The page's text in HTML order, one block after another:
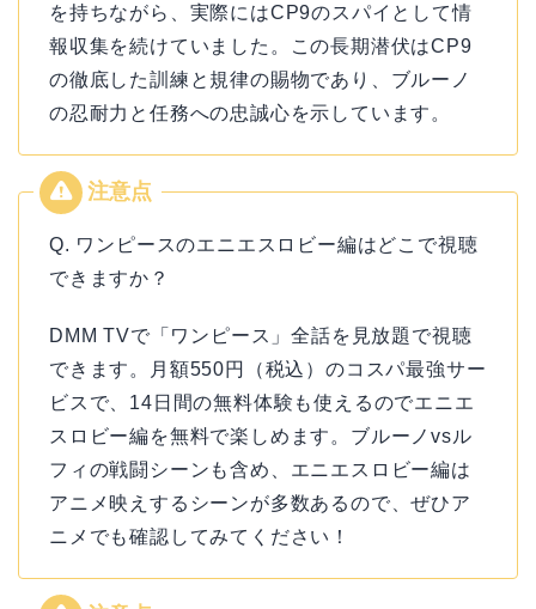
を持ちながら、実際にはCP9のスパイとして情
報収集を続けていました。この長期潜伏はCP9
の徹底した訓練と規律の賜物であり、ブルーノ
の忍耐力と任務への忠誠心を示しています。
Q. ワンピースのエニエスロビー編はどこで視聴
できますか？
DMM TVで「ワンピース」全話を見放題で視聴
できます。月額550円（税込）のコスパ最強サー
ビスで、14日間の無料体験も使えるのでエニエ
スロビー編を無料で楽しめます。ブルーノvsル
フィの戦闘シーンも含め、エニエスロビー編は
アニメ映えするシーンが多数あるので、ぜひア
ニメでも確認してみてください！